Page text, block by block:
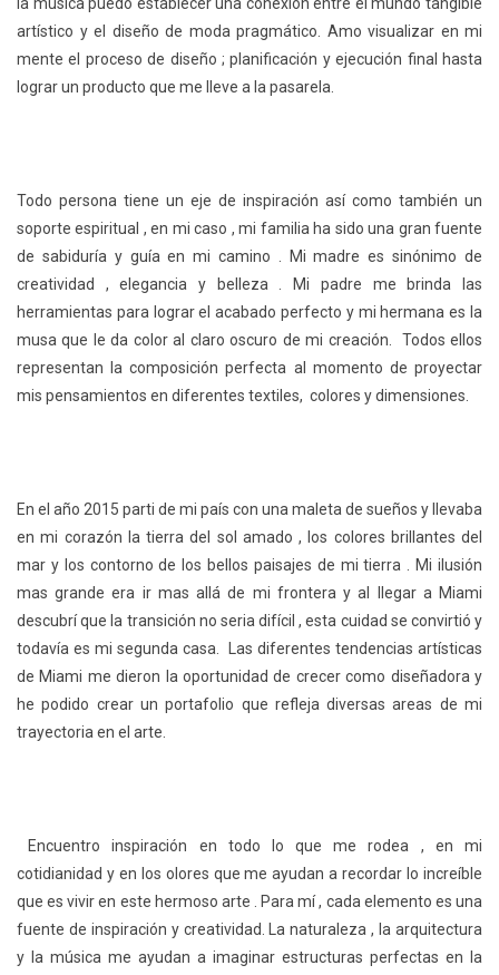
artístico y el diseño de moda pragmático. Amo visualizar en mi
mente el proceso de diseño ; planificación y ejecución final hasta
lograr un producto que me lleve a la pasarela.
Todo persona tiene un eje de inspiración así como también un
soporte espiritual , en mi caso , mi familia ha sido una gran fuente
de sabiduría y guía en mi camino . Mi madre es sinónimo de
creatividad , elegancia y belleza . Mi padre me brinda las
herramientas para lograr el acabado perfecto y mi hermana es la
musa que le da color al claro oscuro de mi creación. Todos ellos
representan la composición perfecta al momento de proyectar
mis pensamientos en diferentes textiles, colores y dimensiones.
En el año 2015 parti de mi país con una maleta de sueños y llevaba
en mi corazón la tierra del sol amado , los colores brillantes del
mar y los contorno de los bellos paisajes de mi tierra . Mi ilusión
mas grande era ir mas allá de mi frontera y al llegar a Miami
descubrí que la transición no seria difícil , esta cuidad se convirtió y
todavía es mi segunda casa. Las diferentes tendencias artísticas
de Miami me dieron la oportunidad de crecer como diseñadora y
he podido crear un portafolio que refleja diversas areas de mi
trayectoria en el arte.
Encuentro inspiración en todo lo que me rodea , en mi
cotidianidad y en los olores que me ayudan a recordar lo increíble
que es vivir en este hermoso arte . Para mí , cada elemento es una
fuente de inspiración y creatividad. La naturaleza , la arquitectura
y la música me ayudan a imaginar estructuras perfectas en la